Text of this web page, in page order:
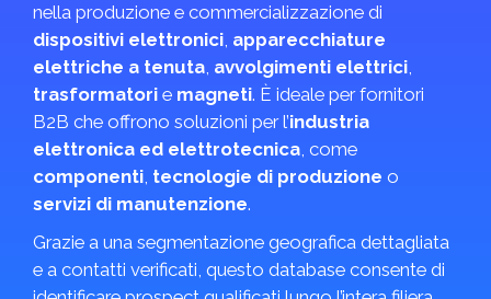
nella produzione e commercializzazione di
dispositivi elettronici, apparecchiature
elettriche a tenuta, avvolgimenti elettrici,
trasformatori e magneti. È ideale per fornitori
B2B che offrono soluzioni per l’industria
elettronica ed elettrotecnica, come
componenti, tecnologie di produzione o
servizi di manutenzione.
Grazie a una segmentazione geografica dettagliata
e a contatti verificati, questo database consente di